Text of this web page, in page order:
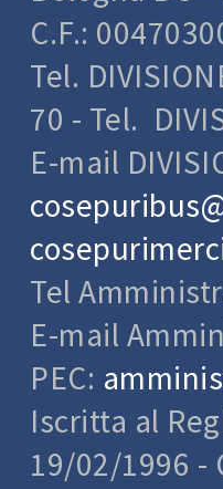
C.F.:
Tel.
70 - Tel.
E-mail
Tel
E-mail
PEC:
Iscritta al
19/02/1996 -